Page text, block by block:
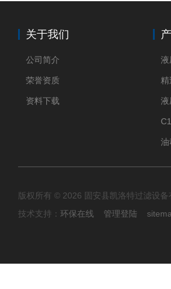
关于我们
公司简介
荣誉资质
资料下载 液
版权所有 © 2026 固安县凯洛特过滤设
技术支持： 环保在线 管理登陆